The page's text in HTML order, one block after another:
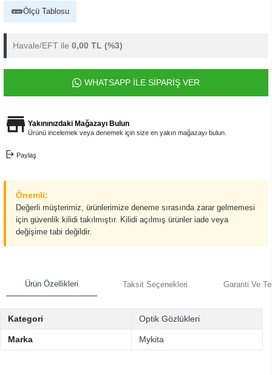
Ölçü Tablosu
Havale/EFT ile 0,00 TL (%3)
WHATSAPP İLE SİPARİŞ VER
Yakınınızdaki Mağazayı Bulun
Ürünü incelemek veya denemek için size en yakın mağazayı bulun.
Paylaş
Önemli:
Değerli müşterimiz, ürünlerimize deneme sırasında zarar gelmemesi
için güvenlik kilidi takılmıştır. Kilidi açılmış ürünler iade veya
değişime tabi değildir.
Ürün Özellikleri Taksit Seçenekleri Garanti Ve
Kategori Optik Gözlükleri
Marka Mykita